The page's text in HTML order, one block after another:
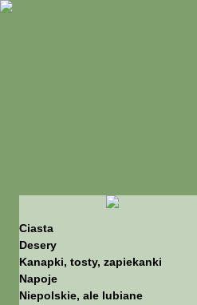
Ciasta
Desery
Kanapki, tosty, zapiekanki
Napoje
Niepolskie, ale lubiane